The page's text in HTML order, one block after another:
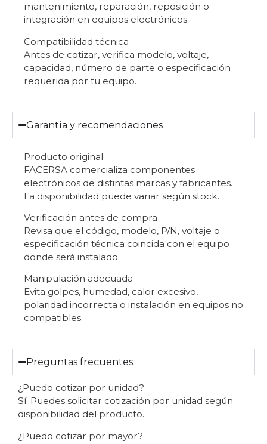
mantenimiento, reparación, reposición o
integración en equipos electrónicos.
Compatibilidad técnica
Antes de cotizar, verifica modelo, voltaje,
capacidad, número de parte o especificación
requerida por tu equipo.
Garantía y recomendaciones
Producto original
FACERSA comercializa componentes
electrónicos de distintas marcas y fabricantes.
La disponibilidad puede variar según stock.
Verificación antes de compra
Revisa que el código, modelo, P/N, voltaje o
especificación técnica coincida con el equipo
donde será instalado.
Manipulación adecuada
Evita golpes, humedad, calor excesivo,
polaridad incorrecta o instalación en equipos no
compatibles.
Preguntas frecuentes
¿Puedo cotizar por unidad?
Sí. Puedes solicitar cotización por unidad según
disponibilidad del producto.
¿Puedo cotizar por mayor?